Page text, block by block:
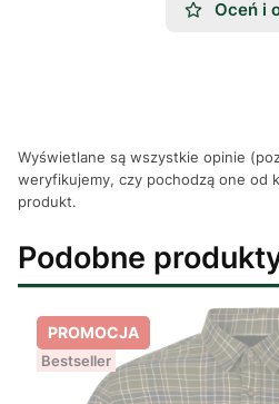
Oceń i
Wyświetlane są wszystkie opinie
weryfikujemy, czy pochodzą one od
produkt.
Podobne
PROMOCJA
Bestseller